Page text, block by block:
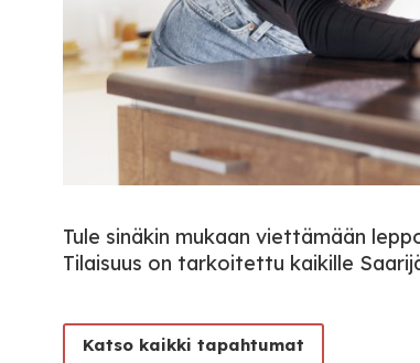
Tule sinäkin mukaan viettämään
Tilaisuus on tarkoitettu kaikille
Katso kaikki tapahtumat